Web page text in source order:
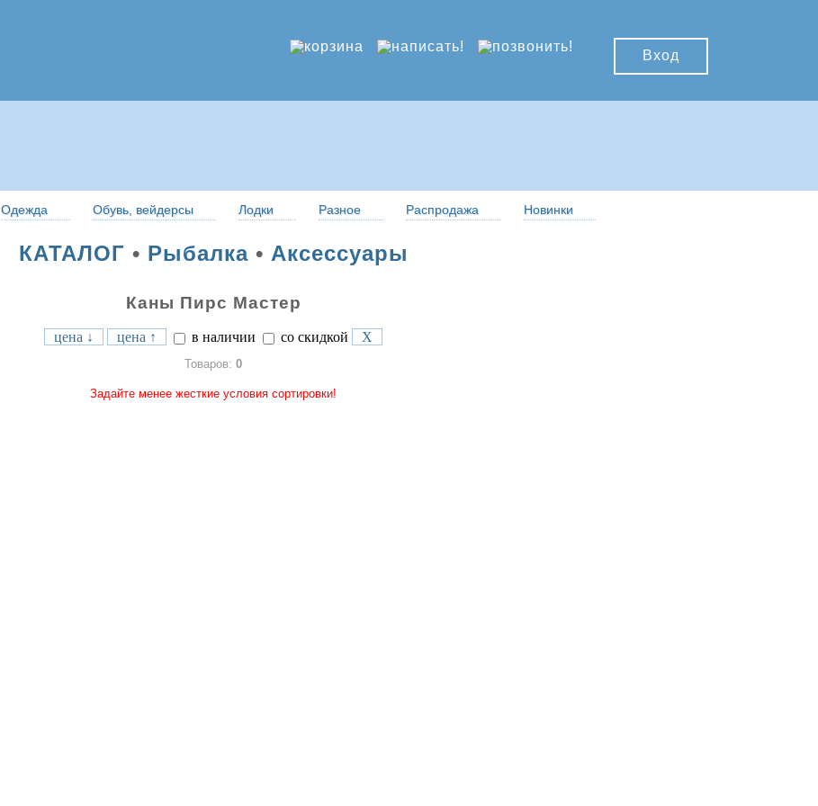
Вход
Одежда Обувь, вейдерсы Лодки Разное Распродажа Новинки
КАТАЛОГ • Рыбалка• Аксессуары
Каны Пирс Мастер
цена ↓ цена ↑ в наличии со скидкой X
Товаров: 0
Задайте менее жесткие условия сортировки!